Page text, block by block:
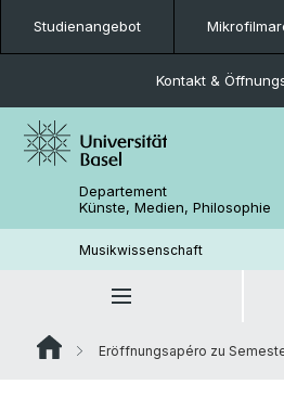
Studienangebot
Kontakt &
Departement
Künste, Medien, Philosophie
Musikwissenschaft
Eröffnungsapéro zu